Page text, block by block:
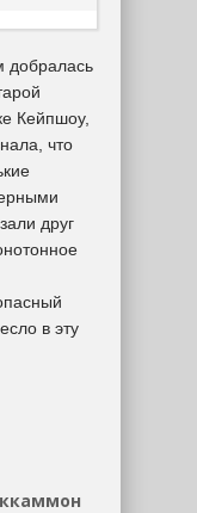
добралась
Кейпшоу,
что
друг
в эту